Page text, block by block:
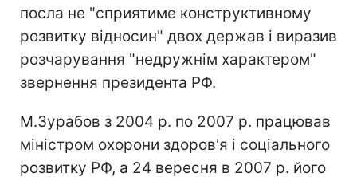
посла не "сприятиме конструктивному
розвитку відносин" двох держав і виразив
розчарування "недружнім характером"
звернення президента РФ.
М.Зурабов з 2004 р. по 2007 р. працював
міністром охорони здоров'я і соціального
розвитку РФ, а 24 вересня в 2007 р. його